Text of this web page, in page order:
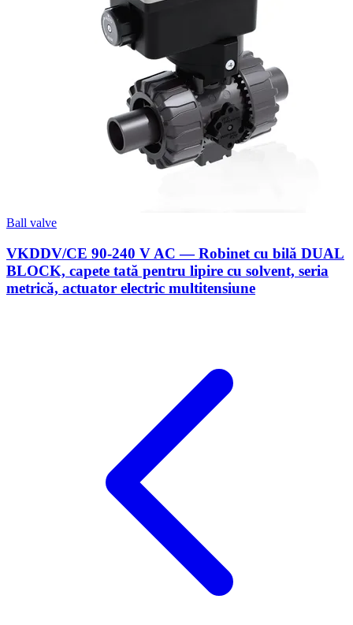
Ball valve
VKDDV/CE 90-240 V AC — Robinet cu bilă DUAL
BLOCK, capete tată pentru lipire cu solvent, seria
metrică, actuator electric multitensiune